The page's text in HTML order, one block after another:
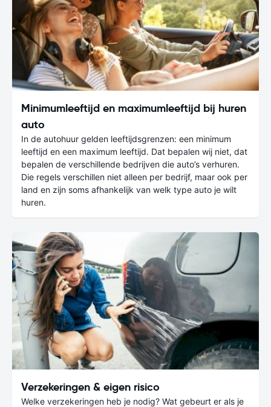
Minimumleeftijd en maximumleeftijd bij huren
auto
In de autohuur gelden leeftijdsgrenzen: een minimum
leeftijd en een maximum leeftijd. Dat bepalen wij niet, dat
bepalen de verschillende bedrijven die auto’s verhuren.
Die regels verschillen niet alleen per bedrijf, maar ook per
land en zijn soms afhankelijk van welk type auto je wilt
huren.
Verzekeringen & eigen risico
Welke verzekeringen heb je nodig? Wat gebeurt er als je